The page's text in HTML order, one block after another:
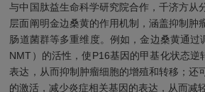
与中国肽益生命科学研究院合作，千济方从
层面阐明金边桑黄的作用机制，涵盖抑制肿
肠道菌群等多重维度。例如，金边桑黄通过
NMT）的活性，使P16基因的甲基化状态逆
表达，从而抑制肿瘤细胞的增殖和转移；还
的激活，减少炎症相关基因的表达，从而减